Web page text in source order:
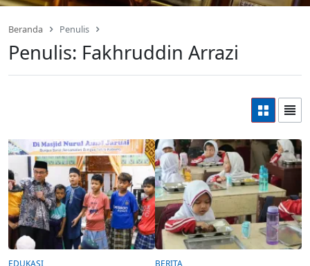
Beranda Penulis
Penulis: Fakhruddin Arrazi